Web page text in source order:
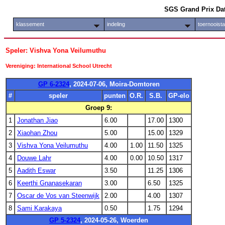
SGS Grand Prix
klassement indeling
Speler: Vishva Yona Veilumuthu
Vereniging: International School Utrecht
GP 6-2324, 2024-07-06, Moira-Domtoren
#
speler punten O.R. S.B.
GP-elo
Groep 9:
1
Jonathan Jiao 6.00 17.00
1300
2
Xiaohan Zhou 5.00 15.00
1329
3
Vishva Yona Veilumuthu 4.00 1.00 11.50
1325
4
Douwe Lahr 4.00 0.00 10.50
1317
5
Aadith Eswar 3.50 11.25
1306
6
Keerthi Gnanasekaran 3.00 6.50
1325
7
Oscar de Vos van Steenwijk 2.00 4.00
1307
8
Sami Karakaya 0.50 1.75
1294
GP 5-2324, 2024-05-26, Woerden